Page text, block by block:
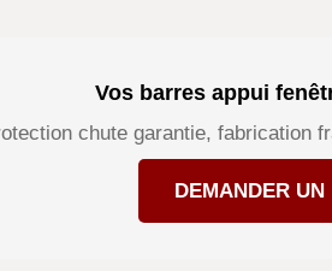
Vos barres appui
chute garantie, fabrication
DEMANDER UN